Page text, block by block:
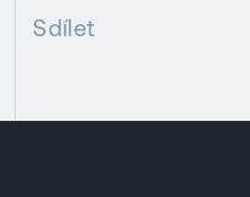
Sdílet